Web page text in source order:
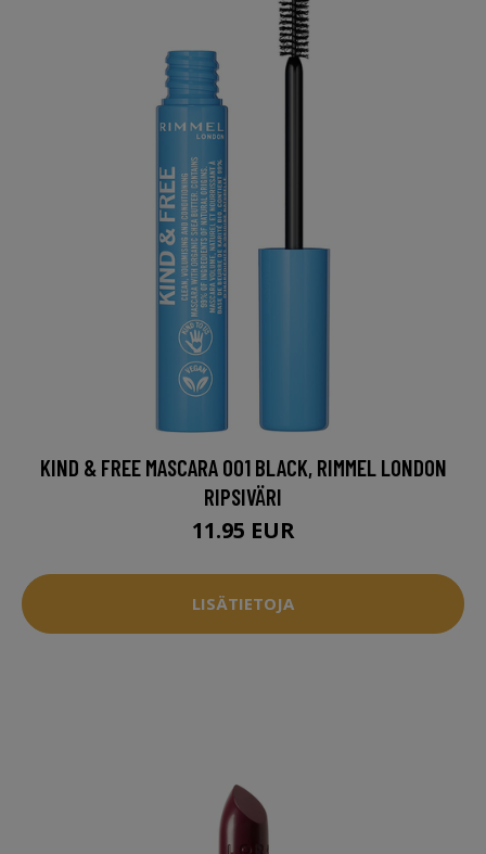
KIND & FREE MASCARA 001 BLACK, RIMMEL LONDON
RIPSIVÄRI
11.95 EUR
LISÄTIETOJA